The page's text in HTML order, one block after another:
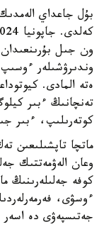
بۇل جاعداي
وندىرۋشىلەر ءوسىپ
كوتەرىلىپ، ءبىر جىل بۇرىنعىدان
ماتچا تاپشىلىعىن
وعان الەۋمەتتىك
كوفە جەلىلەرىنىڭ
ءوسۋى،
جەتىسپەۋى دە اسەر